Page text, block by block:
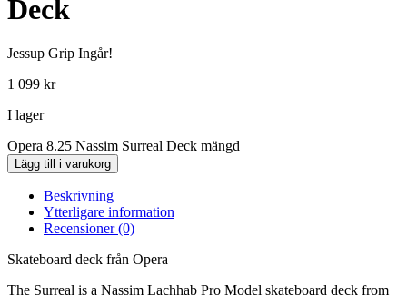
Deck
Jessup Grip Ingår!
1 099 kr
I lager
Opera 8.25 Nassim Surreal Deck mängd
Lägg till i varukorg
Beskrivning
Ytterligare information
Recensioner (0)
Skateboard deck från Opera
The Surreal is a Nassim Lachhab Pro Model skateboard deck from